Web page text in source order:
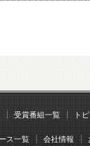
受賞番組一覧 ト
ス一覧 会社情報